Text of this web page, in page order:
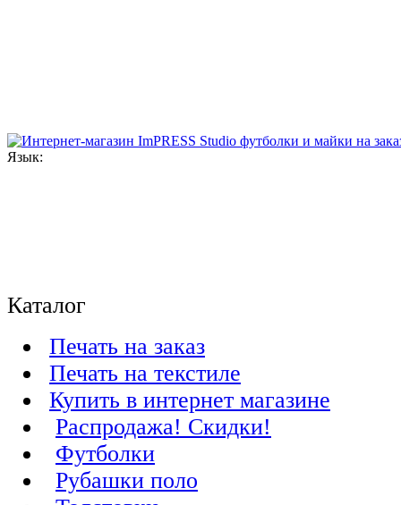
Язык:
Каталог
Печать на заказ
Печать на текстиле
Купить в интернет магазине
Распродажа! Скидки!
Футболки
Рубашки поло